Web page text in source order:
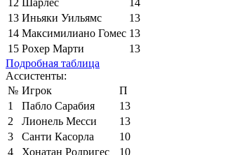
13 Иньяки Уильямс
13
14 Максимилиано Гомес 13
15 Рохер Марти
13
Подробная таблица
Ассистенты:
№ Игрок
П
1
Пабло Сарабия
13
2
Лионель Месси
13
3
Санти Касорла
10
4
Хонатан Родригес
10